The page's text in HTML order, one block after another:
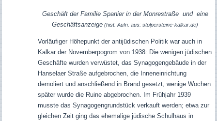
Geschäft der Familie Spanier in der Monrestraße und eine
Geschäftsanzeige (hist. Aufn. aus: stolpersteine-kalkar.de)
Vorläufiger Höhepunkt der antijüdischen Politik war auch in
Kalkar der Novemberpogrom von 1938: Die wenigen jüdischen
Geschäfte wurden verwüstet, das Synagogengebäude in der
Hanselaer Straße aufgebrochen, die Inneneinrichtung
demoliert und anschließend in Brand gesetzt; wenige Wochen
später wurde die Ruine abgebrochen. Im Frühjahr 1939
musste das Synagogengrundstück verkauft werden; etwa zur
gleichen Zeit ging das ehemalige jüdische Schulhaus in